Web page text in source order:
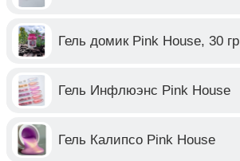
Гель домик Pink House, 30 гр
Гель Инфлюэнс Pink House
Гель Калипсо Pink House